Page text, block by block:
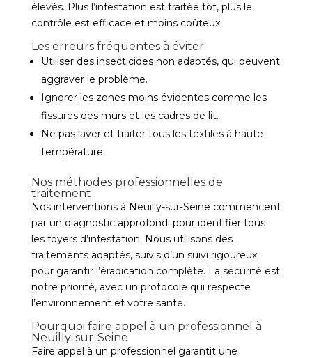
élevés. Plus l’infestation est traitée tôt, plus le
contrôle est efficace et moins coûteux.
Les erreurs fréquentes à éviter
Utiliser des insecticides non adaptés, qui peuvent
aggraver le problème.
Ignorer les zones moins évidentes comme les
fissures des murs et les cadres de lit.
Ne pas laver et traiter tous les textiles à haute
température.
Nos méthodes professionnelles de
traitement
Nos interventions à Neuilly-sur-Seine commencent
par un diagnostic approfondi pour identifier tous
les foyers d’infestation. Nous utilisons des
traitements adaptés, suivis d’un suivi rigoureux
pour garantir l’éradication complète. La sécurité est
notre priorité, avec un protocole qui respecte
l’environnement et votre santé.
Pourquoi faire appel à un professionnel à
Neuilly-sur-Seine
Faire appel à un professionnel garantit une